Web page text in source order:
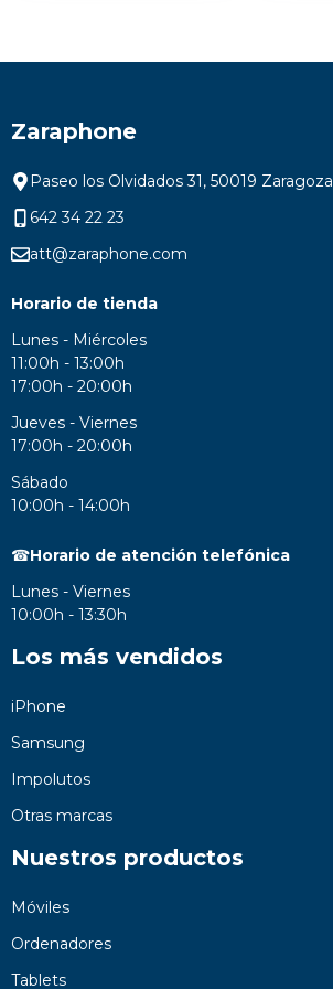
Zaraphone
Paseo los Olvidados 31, 50019 Zaragoza
642 34 22 23
att@zaraphone.com
Horario de tienda
Lunes - Miércoles
11:00h - 13:00h
17:00h - 20:00h
Jueves - Viernes
17:00h - 20:00h
Sábado
10:00h - 14:00h
☎Horario de atención telefónica
Lunes - Viernes
10:00h - 13:30h
Los más vendidos
iPhone
Samsung
Impolutos
Otras marcas
Nuestros productos
Móviles
Ordenadores
Tablets